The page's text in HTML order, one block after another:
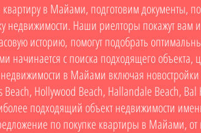
в Майами, подготовим документы,
недвижимости. Наши риелторы покажут вам
историю, помогут подобрать
начинается с поиска подходящего
в Майами включая
Beach, Hollywood Beach, Hallandale Beach,
подходящий объект недвижимости
по покупке квартиры в Майами, от